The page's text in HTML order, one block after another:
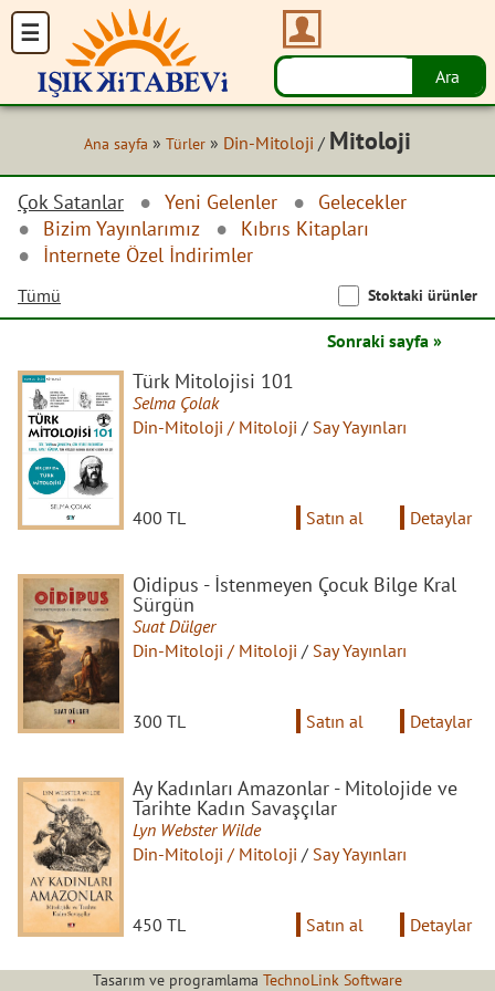
Ana sayfa » Türler » Din-Mitoloji / Mitoloji
Çok Satanlar Yeni Gelenler
Gelecekler
Bizim Yayınlarımız
Kıbrıs Kitapları
İnternete Özel İndirimler
Tümü Stoktaki ürünler
Sonraki sayfa »
Türk Mitolojisi 101
Selma Çolak
Din-Mitoloji / Mitoloji / Say Yayınları
400 TL Satın al Detaylar
Oidipus - İstenmeyen Çocuk Bilge Kral
Sürgün
Suat Dülger
Din-Mitoloji / Mitoloji / Say Yayınları
300 TL Satın al Detaylar
Ay Kadınları Amazonlar - Mitolojide ve
Tarihte Kadın Savaşçılar
Lyn Webster Wilde
Din-Mitoloji / Mitoloji / Say Yayınları
450 TL Satın al Detaylar
Tasarım ve programlama TechnoLink Software